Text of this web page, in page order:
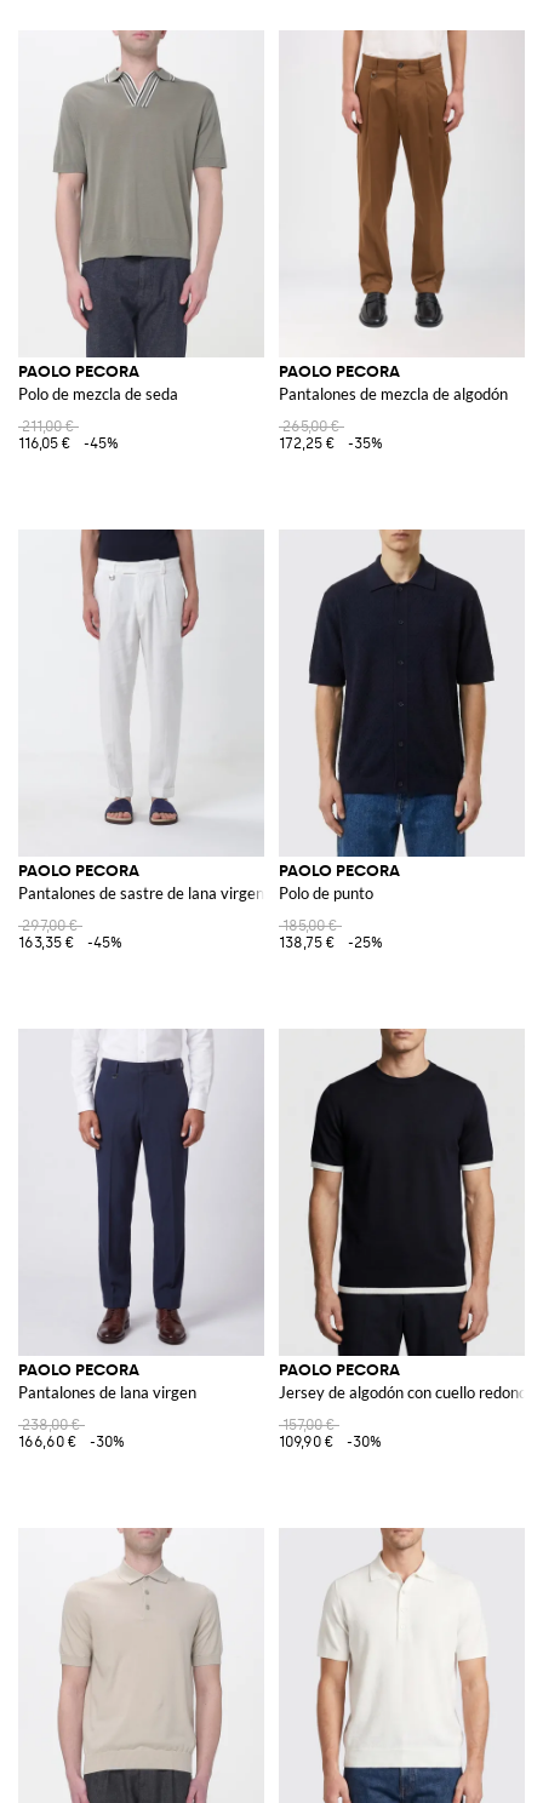
PAOLO PECORA
Polo de mezcla de seda
211,00 €
116,05 €
-45%
PAOLO PECORA
Pantalones de mezcla de algodón
265,00 €
172,25 €
-35%
PAOLO PECORA
Pantalones de sastre de lana virgen
297,00 €
163,35 €
-45%
PAOLO PECORA
Polo de punto
185,00 €
138,75 €
-25%
PAOLO PECORA
Pantalones de lana virgen
238,00 €
166,60 €
-30%
PAOLO PECORA
Jersey de algodón con cuello redondo
157,00 €
109,90 €
-30%